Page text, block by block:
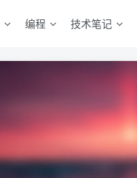
编程 技术笔记